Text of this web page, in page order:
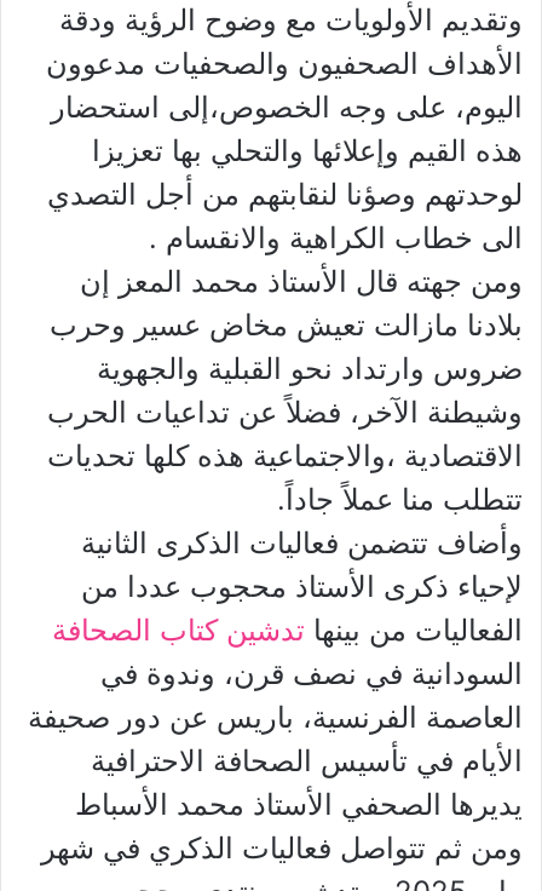
وتقديم الأولويات مع وضوح الرؤية ودقة
الأهداف الصحفيون والصحفيات مدعوون
اليوم، على وجه الخصوص،إلى استحضار
هذه القيم وإعلائها والتحلي بها تعزيزا
لوحدتهم وصؤنا لنقابتهم من أجل التصدي
الى خطاب الكراهية والانقسام .
ومن جهته قال الأستاذ محمد المعز إن
بلادنا مازالت تعيش مخاض عسير وحرب
ضروس وارتداد نحو القبلية والجهوية
وشيطنة الآخر، فضلاً عن تداعيات الحرب
الاقتصادية ،والاجتماعية هذه كلها تحديات
تتطلب منا عملاً جاداً.
وأضاف تتضمن فعاليات الذكرى الثانية
لإحياء ذكرى الأستاذ محجوب عددا من
الفعاليات من بينها تدشين كتاب الصحافة
السودانية في نصف قرن، وندوة في
العاصمة الفرنسية، باريس عن دور صحيفة
الأيام في تأسيس الصحافة الاحترافية
يديرها الصحفي الأستاذ محمد الأسباط
ومن ثم تتواصل فعاليات الذكري في شهر